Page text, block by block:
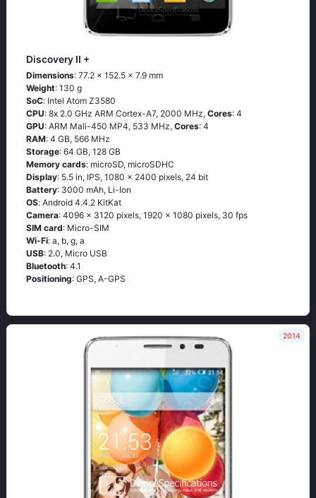
Discovery II +
Dimensions: 77.2 x 152.5 x 7.9 mm
Weight: 130 g
SoC: Ιntеl Аtоm Ζ3580
CPU: 8х 2.0 GНz АRМ Соrtех-А7, 2000 MHz, Cores: 4
GPU: ARM Mali-450 MP4, 533 MHz, Cores: 4
RAM: 4 GB, 566 MHz
Storage: 64 GB, 128 GB
Memory cards: microSD, microSDHC
Display: 5.5 in, IPS, 1080 x 2400 pixels, 24 bit
Battery: 3000 mAh, Li-Ion
OS: Аndrоid 4.4.2 ΚitΚаt
Camera: 4096 x 3120 pixels, 1920 x 1080 pixels, 30 fps
SIM card: Micro-SIM
Wi-Fi: а, b, g, а
USB: 2.0, Micro USB
Bluetooth: 4.1
Positioning: GРS, А-GРS
2014